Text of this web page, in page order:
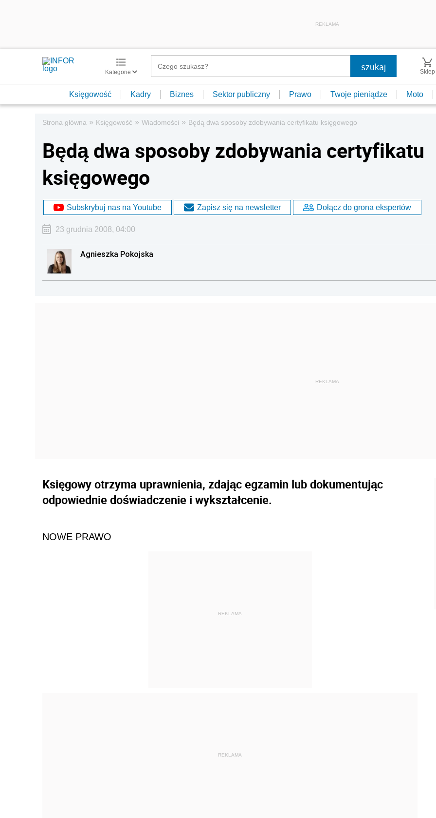
REKLAMA
Kategorie Sklep
Księgowość Kadry Biznes Sektor publiczny Prawo Twoje pieniądze Moto
Strona główna » Księgowość » Wiadomości » Będą dwa sposoby zdobywania certyfikatu księgowego
Będą dwa sposoby zdobywania certyfikatu
księgowego
Subskrybuj nas na Youtube Zapisz się na newsletter Dołącz do grona ekspertów
23 grudnia 2008, 04:00
Agnieszka Pokojska
Księgowy otrzyma uprawnienia, zdając egzamin lub dokumentując
odpowiednie doświadczenie i wykształcenie.
NOWE PRAWO
REKLAMA
REKLAMA